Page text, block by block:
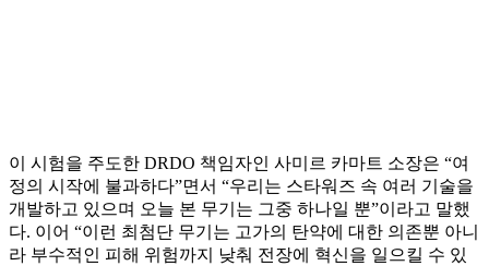
이 시험을 주도한 DRDO 책임자인 사미르 카마트 소장은 “여
정의 시작에 불과하다”면서 “우리는 스타워즈 속 여러 기술을
개발하고 있으며 오늘 본 무기는 그중 하나일 뿐”이라고 말했
다. 이어 “이런 최첨단 무기는 고가의 탄약에 대한 의존뿐 아니
라 부수적인 피해 위험까지 낮춰 전장에 혁신을 일으킬 수 있